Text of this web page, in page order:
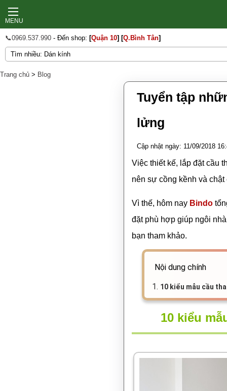
MENU
📞0969.537.990 - Đến shop: [Quận 10] [Q.Bình Tân]
Trang chủ > Blog
Tuyển tập
lửng
Cập nhật ngày: 11/09/2018
Việc thiết kế, lắp đặt cầu
nên sự cồng kềnh và
Vì thế, hôm nay Bindo
đặt phù hợp giúp ngôi
bạn tham khảo.
Nội dung chính
1. 10 kiểu mẫu cầu
10 kiểu